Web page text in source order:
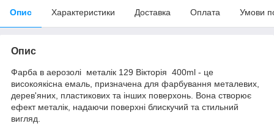
Опис Характеристики Доставка Оплата Умови
Опис
Фарба в аерозолі металік 129 Вікторія 400ml - це
високоякісна емаль, призначена для фарбування металевих,
дерев'яних, пластикових та інших поверхонь. Вона створює
ефект металік, надаючи поверхні блискучий та стильний
вигляд.